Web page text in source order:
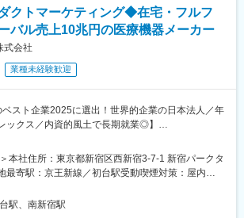
(履歴書添削や面接対策、同席)等
価値が医療従事者の活躍に繋がり、医療現場を通
んの生活の豊さに貢献できる、社会貢献性の高い
ート職11名が所属しており、20～30代が中心のチー
す。
不安や質問などは非常にしやすい環境です。
に難しいイメージがあるかもしれませんが、未経
クトマーケティング◆在宅・フルフ
バル売上10兆円の医療機器メーカー
式会社
業種未経験歓迎
ベスト企業2025に選出！世界的企業の日本法人／年
ックス／内資的風土で長期就業◎】
ージャーとして、国内外でトップクラスシェアを
、Nutritional Delivery/栄養輸液製品群の新たなビ
構築と推進、市場拡大を担っていただきます。
グ計画の策定と実行:
本社住所：東京都新宿区西新宿3-7-1 新宿パークタ
最寄駅：京王新線／初台駅受動喫煙対策：屋内全
囲：会社の定める事業所
駅、南新宿駅